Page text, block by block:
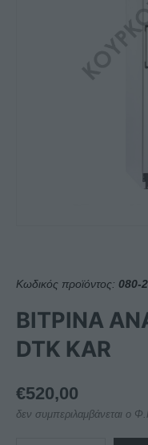
Κωδικός προϊόντος: 080-
ΒΙΤΡΙΝΑ
DTK KAR
€520,00
δεν συμπεριλαμβάνεται ο